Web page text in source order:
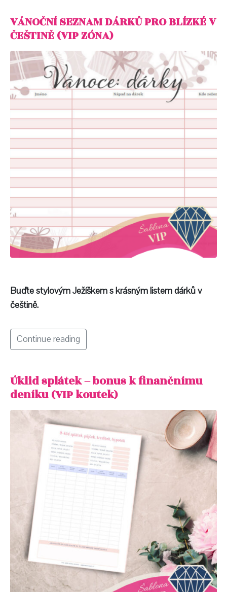
VÁNOČNÍ SEZNAM DÁRKŮ PRO BLÍZKÉ V
ČEŠTINĚ (VIP ZÓNA)
Buďte stylovým Ježíškem s krásným listem dárků v
češtině.
Continue reading
Úklid splátek – bonus k finančnímu
deníku (VIP koutek)